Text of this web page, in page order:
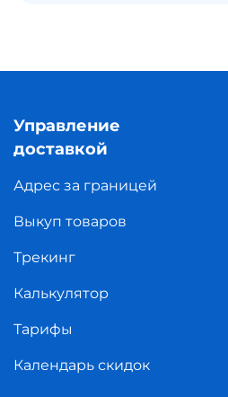
Управление
доставкой
Адрес за границей
Выкуп товаров
Трекинг
Калькулятор
Тарифы
Календарь скидок